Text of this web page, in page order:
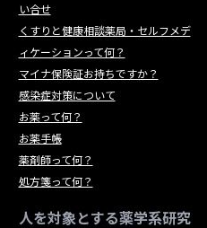
い合せ
くすりと健康相談薬局・セルフメデ
ィケーションって何？
マイナ保険証お持ちですか？
感染症対策について
お薬って何？
お薬手帳
薬剤師って何？
処方箋って何？
人を対象とする薬学系研究